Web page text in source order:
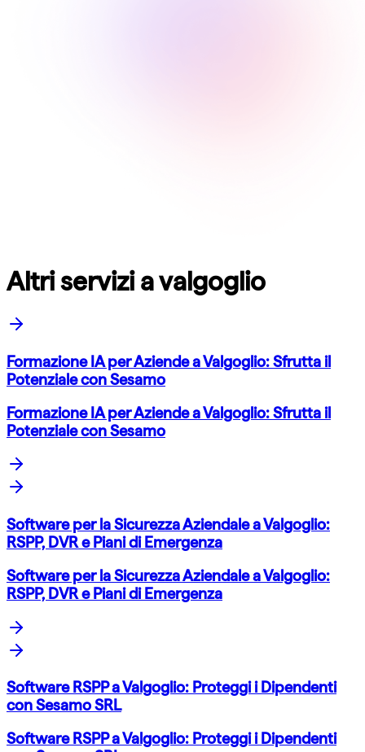
Altri servizi a valgoglio
Formazione IA per Aziende a Valgoglio: Sfrutta il
Potenziale con Sesamo
Formazione IA per Aziende a Valgoglio: Sfrutta il
Potenziale con Sesamo
Software per la Sicurezza Aziendale a Valgoglio:
RSPP, DVR e Piani di Emergenza
Software per la Sicurezza Aziendale a Valgoglio:
RSPP, DVR e Piani di Emergenza
Software RSPP a Valgoglio: Proteggi i Dipendenti
con Sesamo SRL
Software RSPP a Valgoglio: Proteggi i Dipendenti